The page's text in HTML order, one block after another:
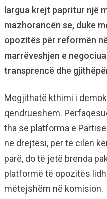
largua krejt papritur një
mazhorancën se, duke
opozitës për reformën
marrëveshjen e
transprencë dhe
Megjithatë kthimi i
qëndrueshëm.
tha se platforma e
në drejtësi, për të cilën
parë, do të jetë brenda
platformë të opozitës
mëtejshëm në komision.